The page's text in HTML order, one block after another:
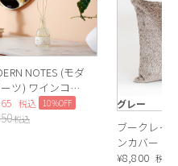
NOTES (モダ
ツ) ワインコレ
ン ディフュー
ギュラー
税込 10%OFF
税込
グレー
ブークレー
ンカバー（
50×50cm
¥8,800 税込